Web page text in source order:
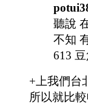
聽說
不知
613 豆
+上我們台
所以就比